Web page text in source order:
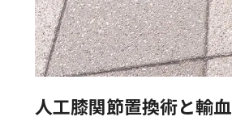
人工膝関節置換術と輸血